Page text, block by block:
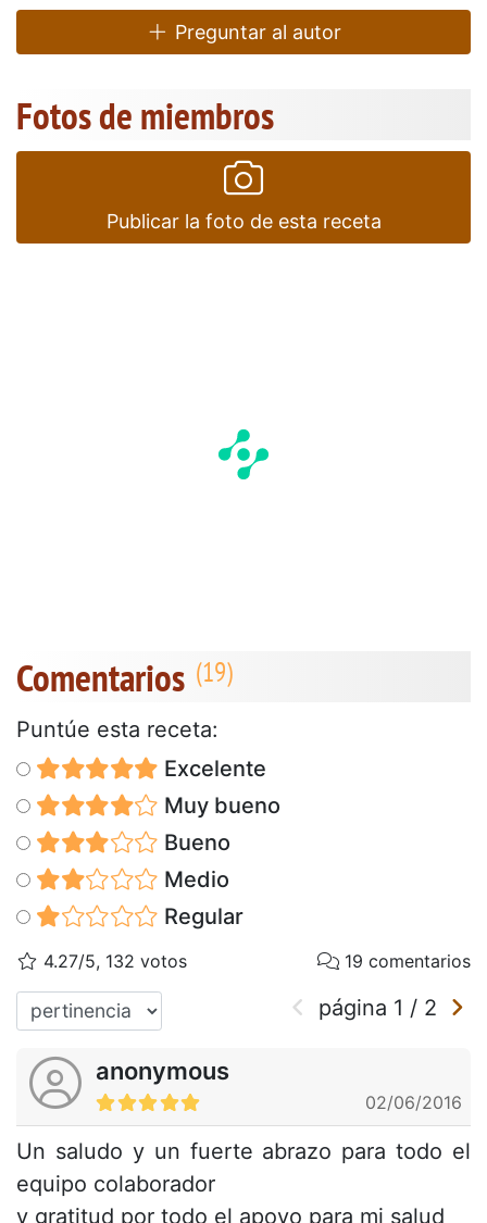
Preguntar al autor
Fotos de miembros
Publicar la foto de esta receta
Comentarios
Puntúe esta receta:
Excelente
Muy bueno
Bueno
Medio
Regular
4.27/5, 132 votos 19 comentarios
página 1 / 2
anonymous
02/06/2016
Un saludo y un fuerte abrazo para todo el
equipo colaborador
y gratitud por todo el apoyo para mi salud